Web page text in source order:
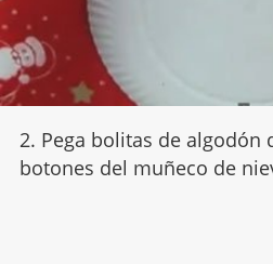
2. Pega bolitas de algodón
botones del muñeco de